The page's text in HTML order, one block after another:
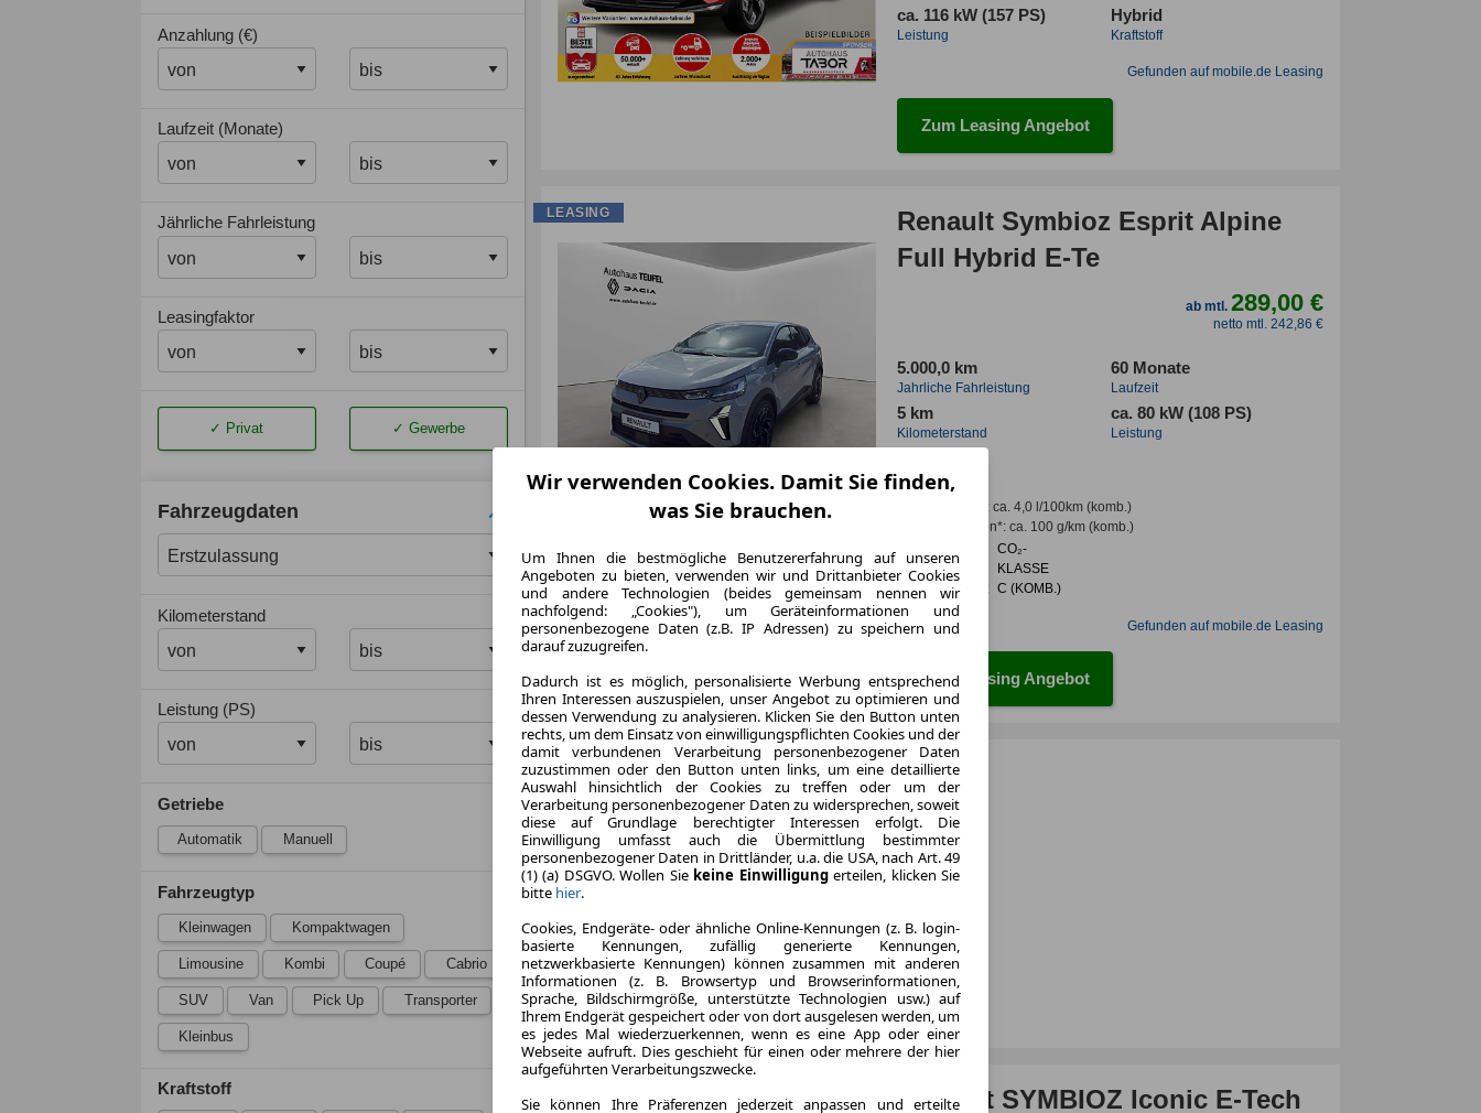
Anzahlung (€)
Laufzeit (Monate)
Jährliche Fahrleistung
Leasingfaktor
Privat Gewerbe
Fahrzeugdaten
Kilometerstand
Leistung (PS)
Getriebe
Automatik Manuell
Fahrzeugtyp
Kleinwagen Kompaktwagen
Limousine Kombi Coupé Cabrio
SUV Van Pick Up Transporter
Kleinbus
Kraftstoff
ca. 116 kW (157 PS)
Leistung
Hybrid
Kraftstoff
Gefunden auf mobile.de Leasing
Zum Leasing Angebot
Renault Symbioz Esprit Alpine
Full Hybrid E-Te
ab mtl.289,00 €
netto mtl. 242,86 €
5.000,0 km
Jahrliche Fahrleistung
60 Monate
Laufzeit
5 km
Kilometerstand
ca. 80 kW (108 PS)
Leistung
Kraftstoff
Kraftstoffverbr.¹: ca. 4,0 l/100km(komb.)
-Emissionen*: ca. 100 g/km(komb.)
Effizienzklasse:
CO₂-
KLASSE
C (KOMB.)
Gefunden auf mobile.de Leasing
Zum Leasing Angebot
LEASING
Renault SYMBIOZ Iconic E-Tech
Wir verwenden Cookies. Damit Sie finden,
was Sie brauchen.
Um Ihnen die bestmögliche Benutzererfahrung auf unseren
Angeboten zu bieten, verwenden wir und Drittanbieter Cookies
und andere Technologien (beides gemeinsam nennen wir
nachfolgend: „Cookies"), um Geräteinformationen und
personenbezogene Daten (z.B. IP Adressen) zu speichern und
darauf zuzugreifen.
Dadurch ist es möglich, personalisierte Werbung entsprechend
Ihren Interessen auszuspielen, unser Angebot zu optimieren und
dessen Verwendung zu analysieren. Klicken Sie den Button unten
rechts, um dem Einsatz von einwilligungspflichten Cookies und der
damit verbundenen Verarbeitung personenbezogener Daten
zuzustimmen oder den Button unten links, um eine detaillierte
Auswahl hinsichtlich der Cookies zu treffen oder um der
Verarbeitung personenbezogener Daten zu widersprechen, soweit
diese auf Grundlage berechtigter Interessen erfolgt. Die
Einwilligung umfasst auch die Übermittlung bestimmter
personenbezogener Daten in Drittländer, u.a. die USA, nach Art. 49
(1) (a) DSGVO. Wollen Sie keine Einwilligungerteilen, klicken Sie
bitte hier.
Cookies, Endgeräte- oder ähnliche Online-Kennungen (z. B. login-
basierte Kennungen, zufällig generierte Kennungen,
netzwerkbasierte Kennungen) können zusammen mit anderen
Informationen (z. B. Browsertyp und Browserinformationen,
Sprache, Bildschirmgröße, unterstützte Technologien usw.) auf
Ihrem Endgerät gespeichert oder von dort ausgelesen werden, um
es jedes Mal wiederzuerkennen, wenn es eine App oder einer
Webseite aufruft. Dies geschieht für einen oder mehrere der hier
aufgeführten Verarbeitungszwecke.
Sie können Ihre Präferenzen jederzeit anpassen und erteilte